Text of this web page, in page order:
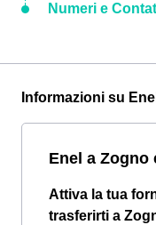
Numeri e
Informazioni su
Enel a Zogno
Attiva la tua
trasferirti a